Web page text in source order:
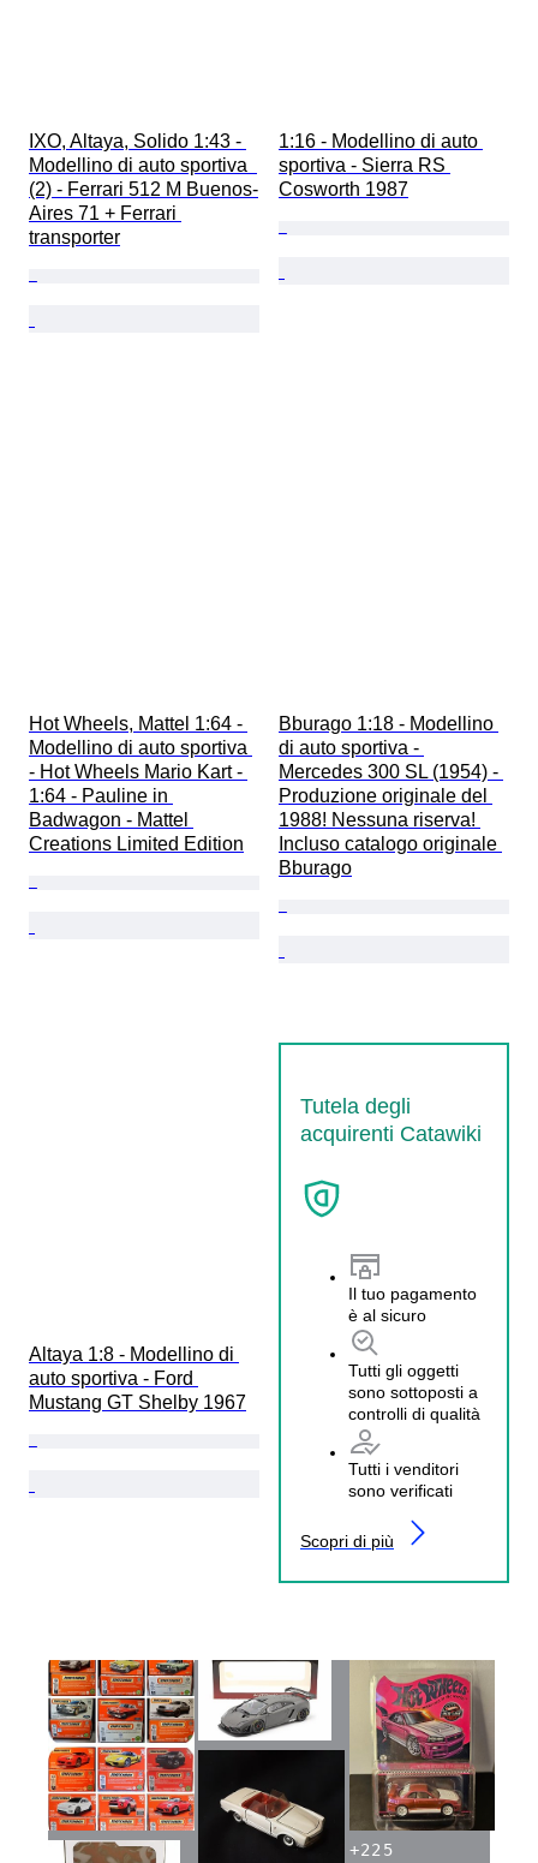
IXO, Altaya, Solido 1:43 -
Modellino di auto sportiva
(2) - Ferrari 512 M Buenos-
Aires 71 + Ferrari
transporter
1:16 - Modellino di auto
sportiva - Sierra RS
Cosworth 1987
Hot Wheels, Mattel 1:64 -
Modellino di auto sportiva
- Hot Wheels Mario Kart -
1:64 - Pauline in
Badwagon - Mattel
Creations Limited Edition
Bburago 1:18 - Modellino
di auto sportiva -
Mercedes 300 SL (1954) -
Produzione originale del
1988! Nessuna riserva!
Incluso catalogo originale
Bburago
Altaya 1:8 - Modellino di
auto sportiva - Ford
Mustang GT Shelby 1967
Tutela degli
acquirenti Catawiki
Il tuo pagamento
è al sicuro
Tutti gli oggetti
sono sottoposti a
controlli di qualità
Tutti i venditori
sono verificati
Scopri di più
+225